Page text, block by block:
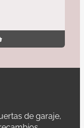
de garaje,